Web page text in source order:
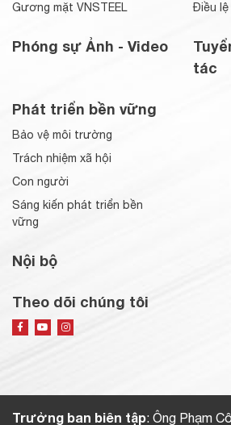
Gương mặt VNSTEEL
Phóng sự Ảnh - Video
Điều
tác
Phát triển bền vững
Bảo vệ môi trường
Trách nhiệm xã hội
Con người
Sáng kiến phát triển bền
vững
Nội bộ
Theo dõi chúng tôi
Trưởng ban biên tập: Ông Phạm